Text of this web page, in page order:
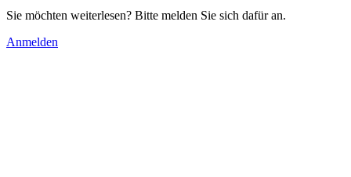
Sie möchten weiterlesen? Bitte melden Sie sich dafür an.
Anmelden